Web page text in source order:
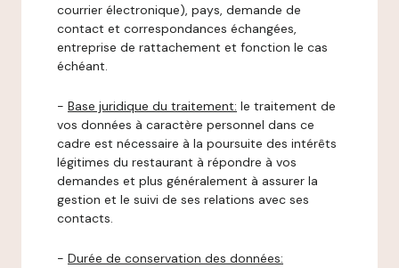
courrier électronique), pays, demande de
contact et correspondances échangées,
entreprise de rattachement et fonction le cas
échéant.
- Base juridique du traitement: le traitement de
vos données à caractère personnel dans ce
cadre est nécessaire à la poursuite des intérêts
légitimes du restaurant à répondre à vos
demandes et plus généralement à assurer la
gestion et le suivi de ses relations avec ses
contacts.
- Durée de conservation des données: